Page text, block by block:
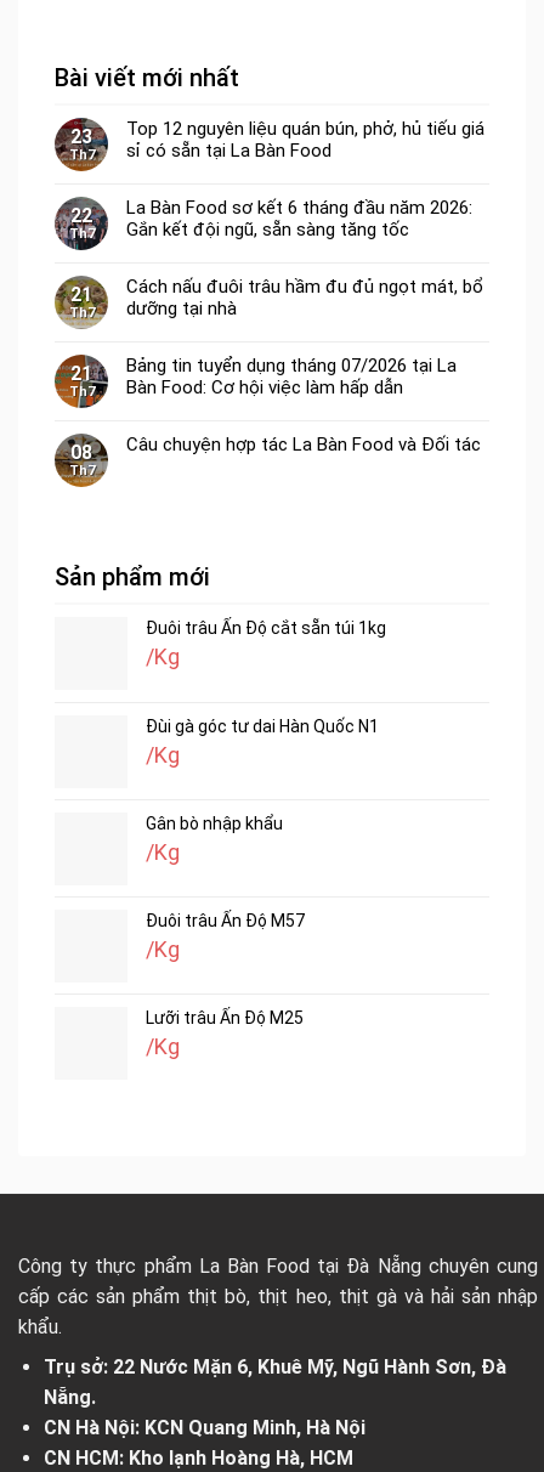
Bài viết mới nhất
23
Th7
Top 12 nguyên liệu quán bún, phở, hủ tiếu giá
sỉ có sẵn tại La Bàn Food
22
Th7
La Bàn Food sơ kết 6 tháng đầu năm 2026:
Gắn kết đội ngũ, sẵn sàng tăng tốc
21
Th7
Cách nấu đuôi trâu hầm đu đủ ngọt mát, bổ
dưỡng tại nhà
21
Th7
Bảng tin tuyển dụng tháng 07/2026 tại La
Bàn Food: Cơ hội việc làm hấp dẫn
08
Th7
Câu chuyện hợp tác La Bàn Food và Đối tác
Sản phẩm mới
Đuôi trâu Ấn Độ cắt sẵn túi 1kg
/Kg
Đùi gà góc tư dai Hàn Quốc N1
/Kg
Gân bò nhập khẩu
/Kg
Đuôi trâu Ấn Độ M57
/Kg
Lưỡi trâu Ấn Độ M25
/Kg
Công ty thực phẩm La Bàn Food tại Đà Nẵng chuyên cung
cấp các sản phẩm thịt bò, thịt heo, thịt gà và hải sản nhập
khẩu.
Trụ sở: 22 Nước Mặn 6, Khuê Mỹ, Ngũ Hành Sơn, Đà
Nẵng.
CN Hà Nội: KCN Quang Minh, Hà Nội
CN HCM: Kho lạnh Hoàng Hà, HCM